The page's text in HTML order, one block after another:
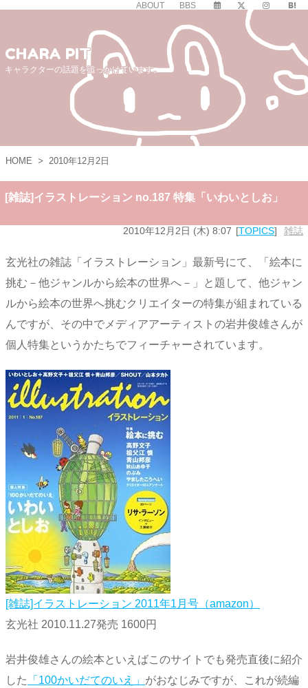
ABOUT BBS
CHARA PIT
キャラクターの話題を追っかけています。
HOME > 2010年12月2日
[雑誌]イラストレーション no.187 特集「いわいとしお」
2010年12月2日 (木) 8:07 TOPICS 雑誌
玄光社の雑誌「イラストレーション」最新号にて、「絵本に
挑む－他ジャンルから絵本の世界へ－」と題して、他ジャン
ルから絵本の世界へ挑むクリエイターの特集が組まれている
んですが、その中でメディアアーティストの岩井俊雄さんが
個人特集というかたちでフィーチャーされています。
[雑誌]イラストレーション 2011年1月号（amazon）
玄光社 2010.11.27発売 1600円
岩井俊雄さんの絵本といえばこのサイトでも発売直後に紹介
した
「100かいだてのいえ」 がおなじみですが、これが続編